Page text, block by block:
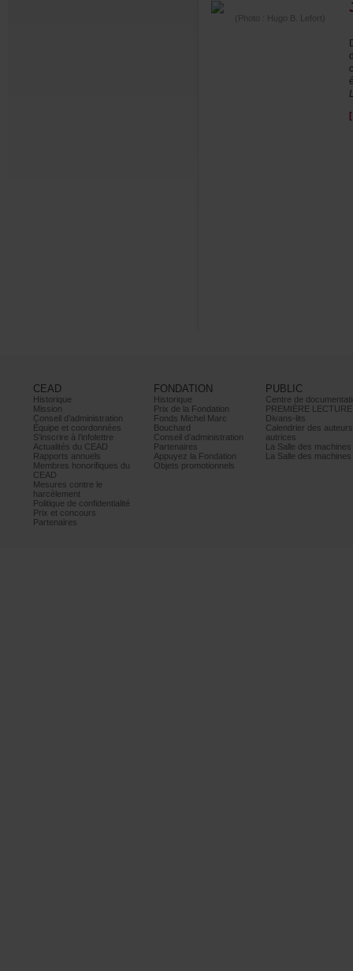
(Photo:HugoB.Lefort)
CEAD
Historique
Mission
Conseild’administration
Équipeetcoordonnées
S’inscrireàl’infolettre
ActualitésduCEAD
Rapportsannuels
Membreshonorifiquesdu
CEAD
Mesurescontrele
harcèlement
Politiquedeconfidentialité
Prixetconcours
Partenaires
FONDATION
Historique
PrixdelaFondation
FondsMichelMarc
Bouchard
Conseild’administration
Partenaires
AppuyezlaFondation
Objetspromotionnels
PUBLIC
PREMIÈRELECTURE
Divans-lits
autrices